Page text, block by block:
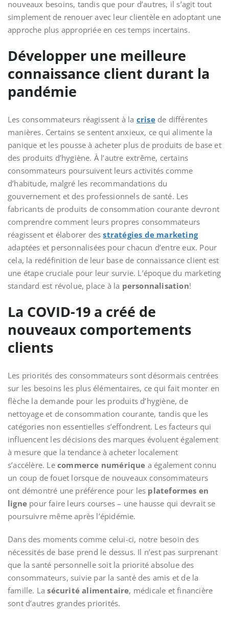
nouveaux besoins, tandis que pour d’autres, il s’agit tout
simplement de renouer avec leur clientèle en adoptant une
approche plus appropriée en ces temps incertains.
Développer une meilleure
connaissance client durant la
pandémie
Les consommateurs réagissent à la crisede différentes
manières. Certains se sentent anxieux, ce qui alimente la
panique et les pousse à acheter plus de produits de base et
des produits d’hygiène. À l’autre extrême, certains
consommateurs poursuivent leurs activités comme
d’habitude, malgré les recommandations du
gouvernement et des professionnels de santé. Les
fabricants de produits de consommation courante devront
comprendre comment leurs propres consommateurs
réagissent et élaborer desstratégies de marketing
adaptées et personnalisées pour chacun d’entre eux. Pour
cela, la redéfinition de leur base de connaissance client est
une étape cruciale pour leur survie. L’époque du marketing
standard est révolue, place à la personnalisation!
La COVID-19 a créé de
nouveaux comportements
clients
Les priorités des consommateurs sont désormais centrées
sur les besoins les plus élémentaires, ce qui fait monter en
flèche la demande pour les produits d’hygiène, de
nettoyage et de consommation courante, tandis que les
catégories non essentielles s’effondrent. Les facteurs qui
influencent les décisions des marques évoluent également
à mesure que la tendance à acheter localement
s’accélère. Le commerce numérique a également connu
un coup de fouet lorsque de nouveaux consommateurs
ont démontré une préférence pour les plateformes en
ligne pour faire leurs courses – une hausse qui devrait se
poursuivre même après l’épidémie.
Dans des moments comme celui-ci, notre besoin des
nécessités de base prend le dessus. Il n’est pas surprenant
que la santé personnelle soit la priorité absolue des
consommateurs, suivie par la santé des amis et de la
famille. Lasécurité alimentaire, médicale et financière
sont d’autres grandes priorités.